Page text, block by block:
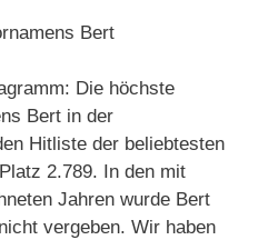
Die höchste
Bert in der
Hitliste der beliebtesten
2.789. In den mit
Jahren wurde Bert
vergeben. Wir haben